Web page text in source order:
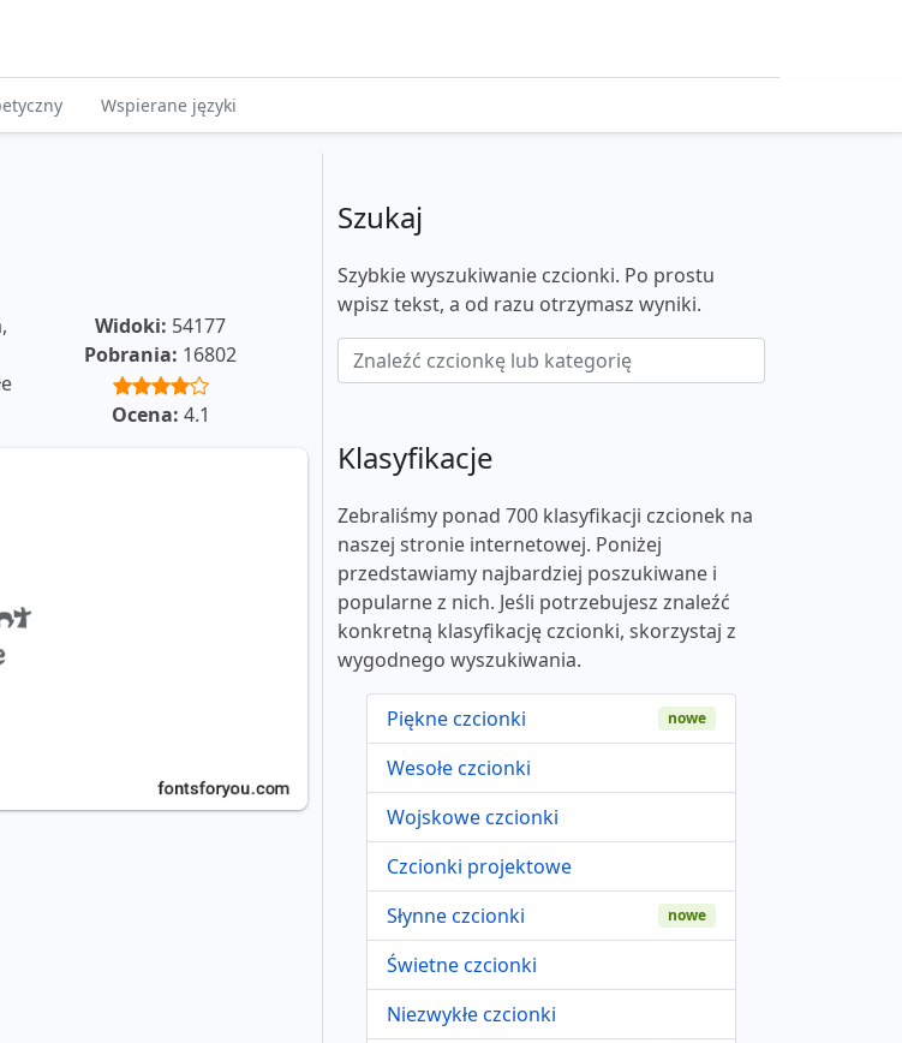
Wspierane języki
Widoki: 54177
Pobrania: 16802
Ocena: 4.1
Szukaj
Szybkie wyszukiwanie czcionki. Po prostu
wpisz tekst, a od razu otrzymasz wyniki.
Klasyfikacje
Zebraliśmy ponad 700 klasyfikacji czcionek na
naszej stronie internetowej. Poniżej
przedstawiamy najbardziej poszukiwane i
popularne z nich. Jeśli potrzebujesz znaleźć
konkretną klasyfikację czcionki, skorzystaj z
wygodnego wyszukiwania.
Piękne czcionki nowe
Wesołe czcionki
Wojskowe czcionki
Czcionki projektowe
Słynne czcionki
nowe
Świetne czcionki
Niezwykłe czcionki